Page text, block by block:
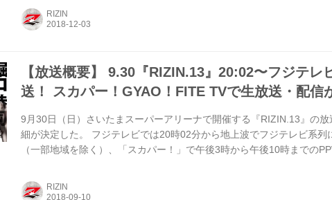
日：12月31日（月）18時00分 〜 23時45分 ※フジテレビ系列全国ネット
≫『Cygames presents RIZIN.14』大会概要 / チケット情報 ≫『
RIZIN
【放送概要】 9.30『RIZIN.13』20:02〜フジテレ
送！ スカパー！GYAO！FITE TVで生放送・配信
9月30日（日）さいたまスーパーアリーナで開催する『RIZIN.13』の
細が決定した。 フジテレビでは20時02分から地上波でフジテレビ系列
（一部地域を除く）、「スカパー！」で午後3時から午後10時までの
池美由さん出演でLIVE配信を実施。さらに全世界へ向けて「FITE TV」
ーネット配信（有料）も行われる。 放送・配信に関する情報の詳細は
RIZIN